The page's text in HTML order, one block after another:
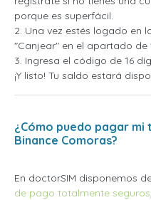
porque es superfácil.
2. Una vez estés logado en
"Canjear" en el apartado de
3. Ingresa el código de 16
¡Y listo! Tu saldo estará
¿Cómo puedo pagar
Binance Comoras?
En doctorSIM disponemos
de pago totalmente seguros